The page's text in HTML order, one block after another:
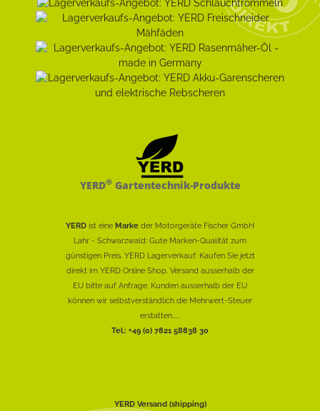
YERD®Gartentechnik-Produkte
YERD ist eine Marke der Motorgeräte Fischer GmbH
Lahr - Schwarzwald: Gute Marken-Qualität zum
günstigen Preis. YERD Lagerverkauf: Kaufen Sie jetzt
direkt im YERD Online Shop. Versand ausserhalb der
EU bitte auf Anfrage. Kunden ausserhalb der EU
können wir selbstverständlich die Mehrwert-Steuer
erstatten......
Tel.: +49 (0) 7821 58838 30
YERD Versand (shipping)